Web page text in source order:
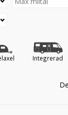
Integrerad